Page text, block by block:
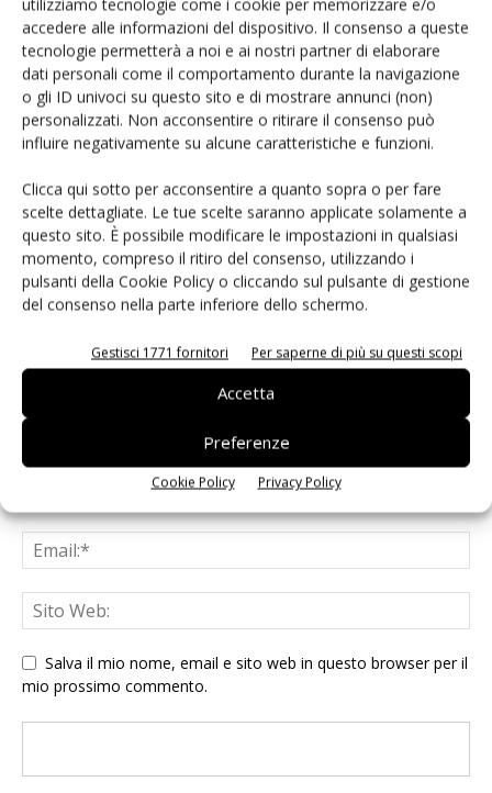
accedere alle informazioni del dispositivo. Il consenso a queste
tecnologie permetterà a noi e ai nostri partner di elaborare
dati personali come il comportamento durante la navigazione
o gli ID univoci su questo sito e di mostrare annunci (non)
personalizzati. Non acconsentire o ritirare il consenso può
influire negativamente su alcune caratteristiche e funzioni.
Clicca qui sotto per acconsentire a quanto sopra o per fare
scelte dettagliate. Le tue scelte saranno applicate solamente a
questo sito. È possibile modificare le impostazioni in qualsiasi
momento, compreso il ritiro del consenso, utilizzando i
pulsanti della Cookie Policy o cliccando sul pulsante di gestione
del consenso nella parte inferiore dello schermo.
Gestisci 1771 fornitori Per saperne di più su questi scopi
Accetta
Preferenze
Cookie Policy Privacy Policy
Cesena Fiera rinnova la presidenza di
Neri
LASCIA UN COMMENTO
Salva il mio nome, email e sito web in questo browser per il
mio prossimo commento.